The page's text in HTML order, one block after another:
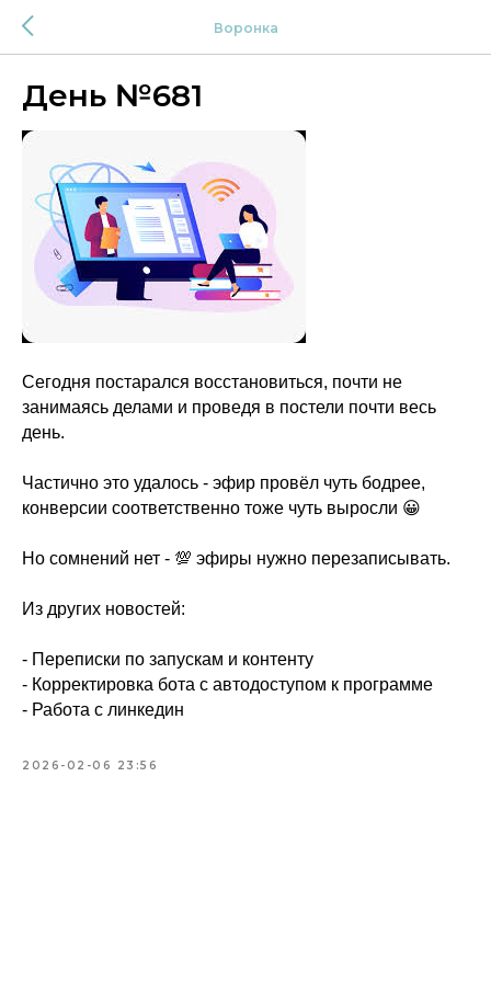
Воронка
День №681
Сегодня постарался восстановиться, почти не
занимаясь делами и проведя в постели почти весь
день.
Частично это удалось - эфир провёл чуть бодрее,
конверсии соответственно тоже чуть выросли 😀
Но сомнений нет - 💯 эфиры нужно перезаписывать.
Из других новостей:
- Переписки по запускам и контенту
- Корректировка бота с автодоступом к программе
- ⁠Работа с линкедин
2026-02-06 23:56